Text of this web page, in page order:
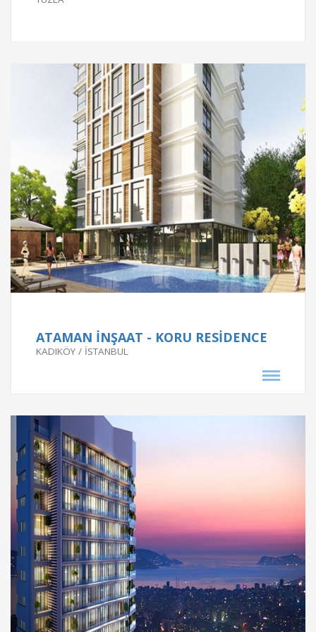
2017
ATAMAN İNŞAAT - KORU RESİDENCE
KADIKÖY / İSTANBUL
Proje Bilgileri
ÇUKUROVA İNŞAAT - DAİRE KARTAL PROJESİ
Proje Tarihi
2017
Proje Bilgileri